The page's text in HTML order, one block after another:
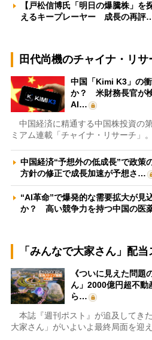
【戸松信博氏「明日の爆騰株」
えるキープレーヤー 成長の再評
田代尚機のチャイナ・リサ
中国「Kimi K3」の
か？ 米財務長官が
AI…
中国経済に精通する中国株投資の
ミアム連載「チャイナ・リサーチ」
中国経済“予想外の低成長”で政
方針の修正で成長加速が予想さ…
“AI革命”で爆発的な需要拡大が見
か？ 高い競争力を持つ中国の医
「みんなで大家さん」配
《ついに見えた問題
ん」2000億円超不動
ら…
本誌『週刊ポスト』が追及してき
大家さん」がいよいよ最終局面を迎